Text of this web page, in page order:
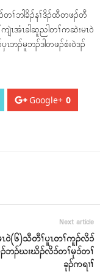
ၢ်ဘါခိၣ်နၢ်ဒိၣ်ထီတဖၣ်တီ
ၤအံၤခါဆူညါတၢ်ကဆဲးမၤဝဲ
ၣ်မူဘၣ်ဒါတဖၣ်စံးဝဲဒၣ်
Google+ 0
Next article
ဝဲ(၆)သီတီၢ်ပူၤတၢ်ကူၣ်လိၥ်
ၣ်ဘၣ်ဃးဃိၣ်လိၥ်တၢ်မုၥ်တၢ်
ခုၣ်ကရၢၢ်